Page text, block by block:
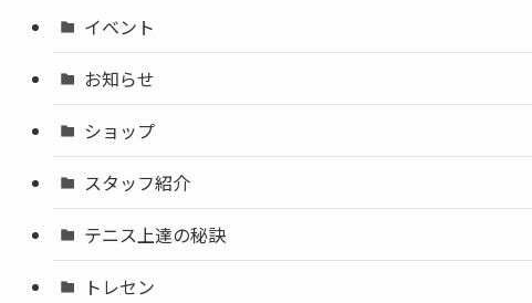
イベント
お知らせ
ショップ
スタッフ紹介
テニス上達の秘訣
トレセン